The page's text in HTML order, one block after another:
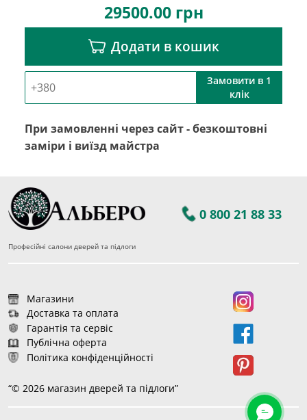
29500.00грн
Додати в кошик
Замовити в 1
клік
При замовленні через сайт - безкоштовні
заміри і виїзд майстра
0 800 21 88 33
Професійні салони дверей та підлоги
Магазини
Доставка та оплата
Гарантія та сервіс
Публічна оферта
Політика конфіденційності
“© 2026 магазин дверей та підлоги”